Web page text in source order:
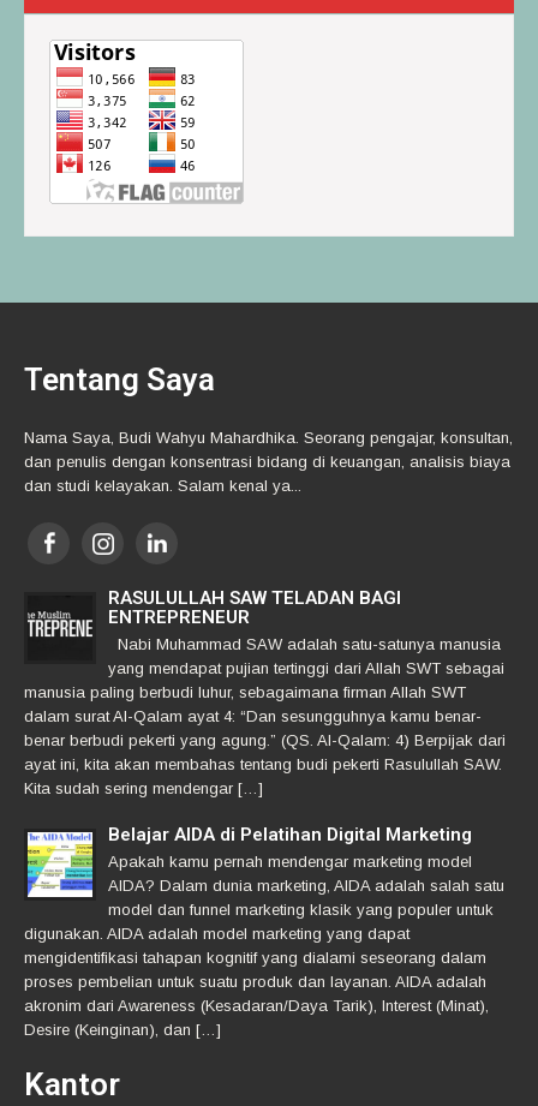
Tentang Saya
Nama Saya, Budi Wahyu Mahardhika. Seorang pengajar, konsultan,
dan penulis dengan konsentrasi bidang di keuangan, analisis biaya
dan studi kelayakan. Salam kenal ya...
RASULULLAH SAW TELADAN BAGI
ENTREPRENEUR
Nabi Muhammad SAW adalah satu-satunya manusia
yang mendapat pujian tertinggi dari Allah SWT sebagai
manusia paling berbudi luhur, sebagaimana firman Allah SWT
dalam surat Al-Qalam ayat 4: “Dan sesungguhnya kamu benar-
benar berbudi pekerti yang agung.” (QS. Al-Qalam: 4) Berpijak dari
ayat ini, kita akan membahas tentang budi pekerti Rasulullah SAW.
Kita sudah sering mendengar […]
Belajar AIDA di Pelatihan Digital Marketing
Apakah kamu pernah mendengar marketing model
AIDA? Dalam dunia marketing, AIDA adalah salah satu
model dan funnel marketing klasik yang populer untuk
digunakan. AIDA adalah model marketing yang dapat
mengidentifikasi tahapan kognitif yang dialami seseorang dalam
proses pembelian untuk suatu produk dan layanan. AIDA adalah
akronim dari Awareness (Kesadaran/Daya Tarik), Interest (Minat),
Desire (Keinginan), dan […]
Kantor